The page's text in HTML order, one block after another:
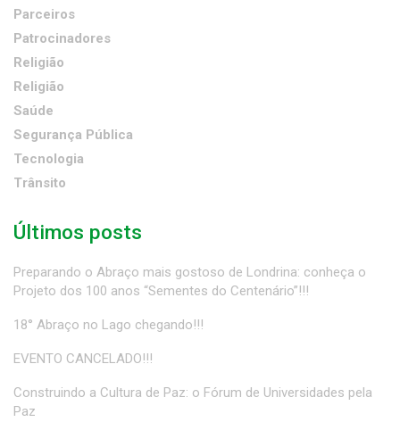
Parceiros
Patrocinadores
Religião
Religião
Saúde
Segurança Pública
Tecnologia
Trânsito
Últimos posts
Preparando o Abraço mais gostoso de Londrina: conheça o
Projeto dos 100 anos “Sementes do Centenário”!!!
18° Abraço no Lago chegando!!!
EVENTO CANCELADO!!!
Construindo a Cultura de Paz: o Fórum de Universidades pela
Paz